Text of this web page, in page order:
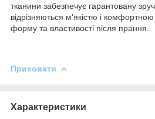
тканини забезпечує гарантовану
відрізняються м'якістю і
форму та властивості після прання.
Приховати
Характеристики